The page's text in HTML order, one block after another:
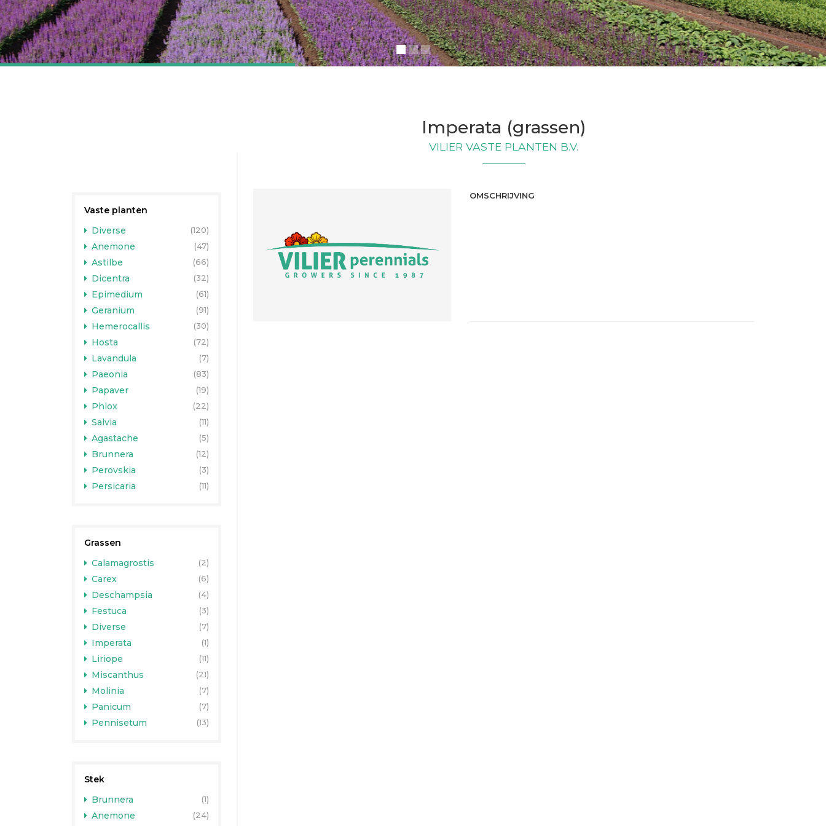
Imperata (grassen)
VILIER VASTE PLANTEN B.V.
OMSCHRIJVING
Vaste planten
Diverse
(120)
Anemone (47)
Astilbe (66)
Dicentra (32)
Epimedium (61)
Geranium (91)
Hemerocallis (30)
Hosta (72)
Lavandula (7)
Paeonia (83)
Papaver (19)
Phlox (22)
Salvia (11)
Agastache (5)
Brunnera (12)
Perovskia (3)
Persicaria (11)
Grassen
Calamagrostis
(2)
Carex (6)
Deschampsia (4)
Festuca (3)
Diverse (7)
Imperata (1)
Liriope (11)
Miscanthus (21)
Molinia (7)
Panicum (7)
Pennisetum (13)
Stek
Brunnera
(1)
Anemone (24)